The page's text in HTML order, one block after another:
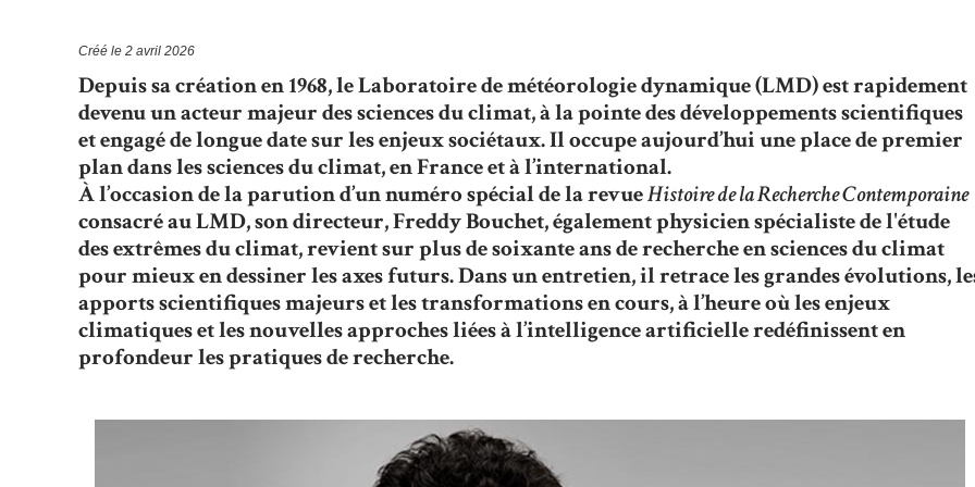
d'Ariane
Créé le 2 avril 2026
Depuis sa création en 1968, le Laboratoire de météorologie dynamique (LMD) est rapidement
devenu un acteur majeur des sciences du climat, à la pointe des développements scientifiques
et engagé de longue date sur les enjeux sociétaux. Il occupe aujourd’hui une place de premier
plan dans les sciences du climat, en France et à l’international.
À l’occasion de la parution d’un numéro spécial de la revueHistoire de la Recherche Contemporaine
consacré au LMD, son directeur, Freddy Bouchet, également physicien spécialiste de l'étude
des extrêmes du climat, revient sur plus de soixante ans de recherche en sciences du climat
pour mieux en dessiner les axes futurs. Dans un entretien, il retrace les grandes évolutions,
apports scientifiques majeurs et les transformations en cours, à l’heure où les enjeux
climatiques et les nouvelles approches liées à l’intelligence artificielle redéfinissent en
profondeur les pratiques de recherche.